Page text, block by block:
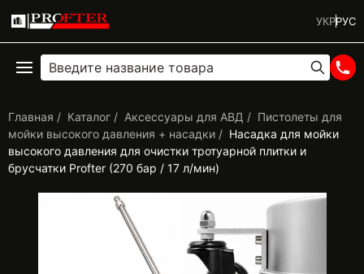
УКРРУС
Главная Каталог Аксессуары для АВД
Пистолеты для
мойки высокого давления + насадки
Насадка для мойки
высокого давления для очистки тротуарной плитки и
брусчатки Profter (270 бар / 17 л/мин)